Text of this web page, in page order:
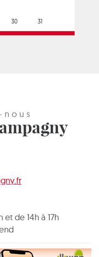
30 31
et de 14h à 17h